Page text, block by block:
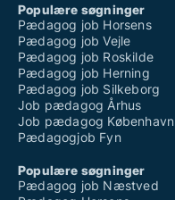
Populære søgninger
Pædagog job Horsens
Pædagog job Vejle
Pædagog job Roskilde
Pædagog job Herning
Pædagog job Silkeborg
Job pædagog Århus
Job pædagog København
Pædagogjob Fyn
Populære søgninger
Pædagog job Næstved